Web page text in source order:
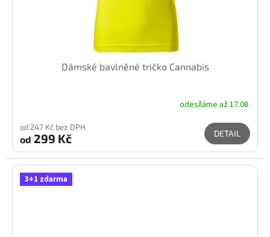
Dámské bavlněné tričko Cannabis
odesíláme až 17.08.
od 247 Kč bez DPH
od 299 Kč DETAIL
3+1 zdarma